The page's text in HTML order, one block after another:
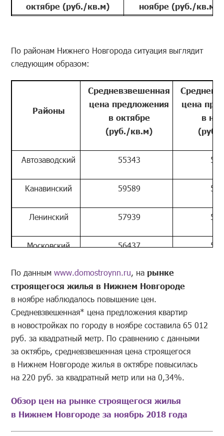
октябре (руб./кв.м)
ноябре (руб./кв.м)
По районам Нижнего Новгорода ситуация выглядит
следующим образом:
Районы
Средневзвешенная
цена предложения
в октябре
(руб./кв.м)
цена
в
Автозаводский 55343
Канавинский 59589
Ленинский 57939
Московский 56437
Нижегородский 76734
Приокский 62362
Советский 69664
Сормовский 53394
По даннымwww.domostroynn.ru, на рынке
строящегося жилья в Нижнем Новгороде
в ноябре наблюдалось повышение цен.
Средневзвешенная* цена предложения квартир
в новостройках по городу в ноябре составила 65 012
руб. за квадратный метр. По сравнению с данными
за октябрь, средневзвешенная цена строящегося
в Нижнем Новгороде жилья в октябре повысилась
на 220 руб. за квадратный метр или на 0,34%.
Обзор цен на рынке строящегося жилья
в Нижнем Новгороде за ноябрь 2018 года